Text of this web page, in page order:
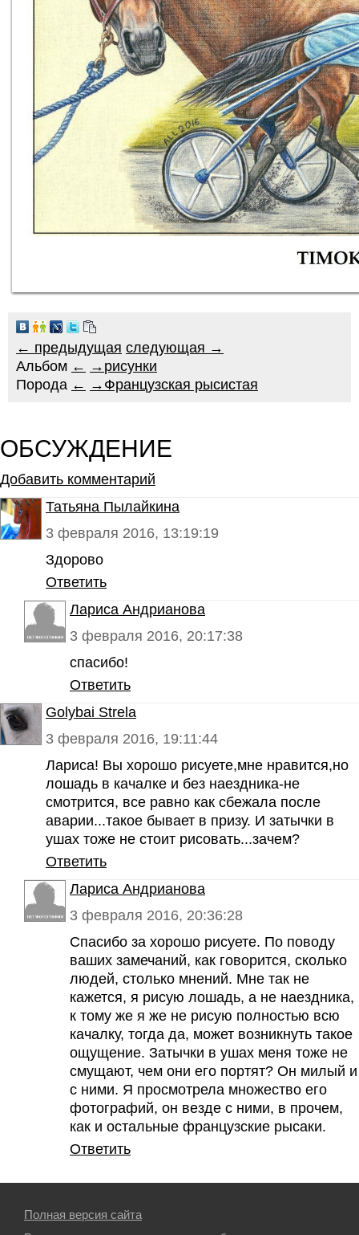
← предыдущая следующая →
Альбом ← → рисунки
Порода ← → Французская рысистая
ОБСУЖДЕНИЕ
Добавить комментарий
Татьяна Пылайкина
3 февраля 2016, 13:19:19
Здорово
Ответить
Лариса Андрианова
3 февраля 2016, 20:17:38
спасибо!
Ответить
Golybai Strela
3 февраля 2016, 19:11:44
Лариса! Вы хорошо рисуете,мне нравится,но
лошадь в качалке и без наездника-не
смотрится, все равно как сбежала после
аварии...такое бывает в призу. И затычки в
ушах тоже не стоит рисовать...зачем?
Ответить
Лариса Андрианова
3 февраля 2016, 20:36:28
Спасибо за хорошо рисуете. По поводу
ваших замечаний, как говорится, сколько
людей, столько мнений. Мне так не
кажется, я рисую лошадь, а не наездника,
к тому же я же не рисую полностью всю
качалку, тогда да, может возникнуть такое
ощущение. Затычки в ушах меня тоже не
смущают, чем они его портят? Он милый и
с ними. Я просмотрела множество его
фотографий, он везде с ними, в прочем,
как и остальные французские рысаки.
Ответить
Полная версия сайта